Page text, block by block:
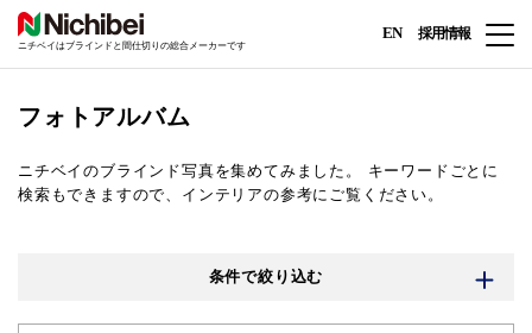
ニチベイはブラインドと間仕切りの総合メーカーです
EN 採用情報
フォトアルバム
ニチベイのブラインド写真を集めてみました。
キーワードごとに
検索もできますので、インテリアの参考にご覧ください。
条件で絞り込む